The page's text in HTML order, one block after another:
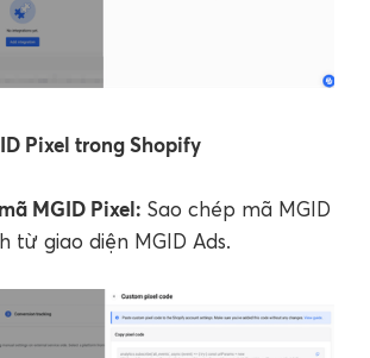
Pixel trong Shopify
MGID Pixel: Sao chép mã MGID
từ giao diện MGID Ads.